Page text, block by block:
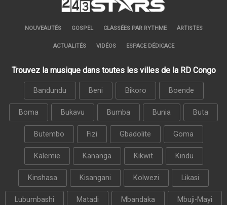
NOUVEAUTÉS GOSPEL CLASSÉES PAR RYTHME ARTISTES
ACTUALITÉS VIDÉOS ESPACE DÉDICACE
Trouvez la musique dans toutes les villes de la RD Congo
Bandundu Beni Bikoro Boende
Boma Bukavu Bumba Bunia Buta
Butembo Fizi Gbadolite Goma
Kalemie Kananga Kikwit Kindu
Kinshasa Kisangani Kolwezi Likasi
Lubumbashi Matadi Mbandaka Mbuji-Mayi